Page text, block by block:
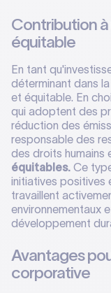
Contribution
équitable
En tant
déterminant dans
et équitable. En
qui adoptent des
réduction des
responsable des
des droits humains
équitables. Ce
initiatives positives
travaillent
environnementaux
développement
Avantages
corporative